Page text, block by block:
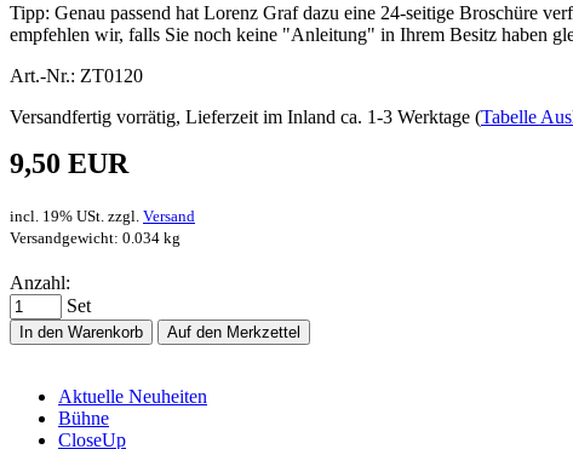
Tipp: Genau passend hat Lorenz Graf dazu eine 24-seitige Broschüre
empfehlen wir, falls Sie noch keine "Anleitung" in Ihrem Besitz haben
Art.-Nr.: ZT0120
Versandfertig vorrätig, Lieferzeit im Inland ca. 1-3 Werktage (Tabelle
9,50 EUR
incl. 19% USt. zzgl. Versand
Versandgewicht: 0.034 kg
Anzahl:
Set
In den Warenkorb Auf den Merkzettel
Aktuelle Neuheiten
Bühne
CloseUp